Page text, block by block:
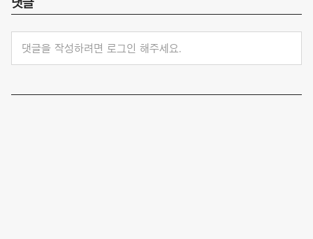
댓글을 작성하려면 로그인 해주세요.